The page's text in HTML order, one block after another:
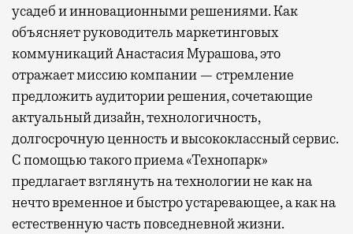
усадеб и инновационными решениями. Как
объясняет руководитель маркетинговых
коммуникаций Анастасия Мурашова, это
отражает миссию компании — стремление
предложить аудитории решения, сочетающие
актуальный дизайн, технологичность,
долгосрочную ценность и высококлассный сервис.
С помощью такого приема «Технопарк»
предлагает взглянуть на технологии не как на
нечто временное и быстро устаревающее, а как на
естественную часть повседневной жизни.